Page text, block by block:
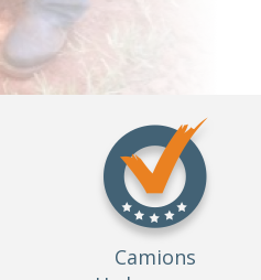
Camions